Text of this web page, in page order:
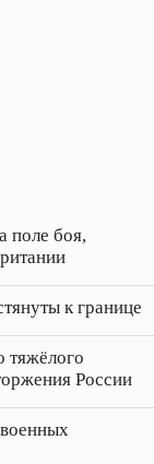
поле боя,
к границе
тяжёлого
России